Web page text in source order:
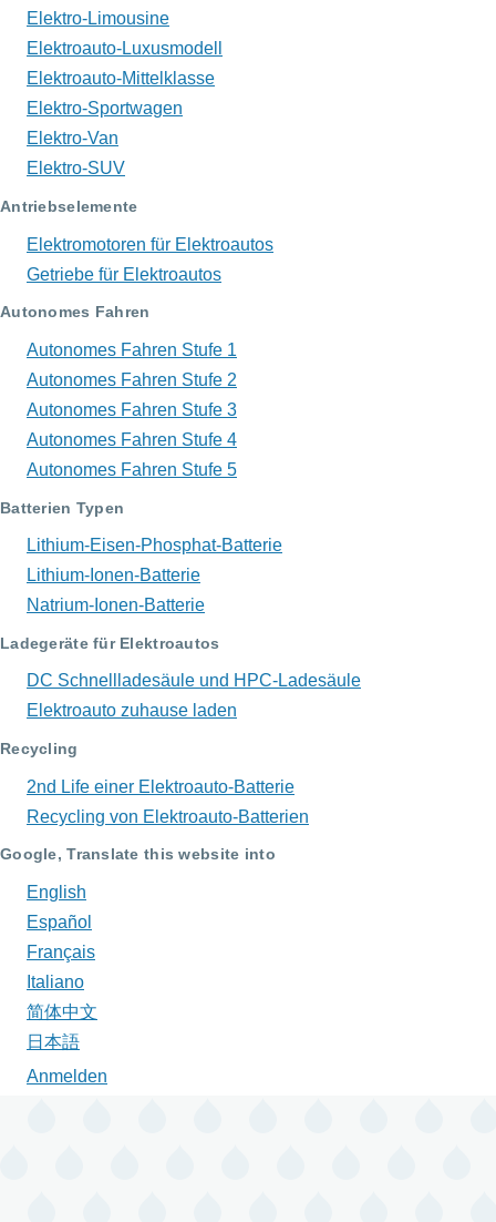
Elektro-Limousine
Elektroauto-Luxusmodell
Elektroauto-Mittelklasse
Elektro-Sportwagen
Elektro-Van
Elektro-SUV
Antriebselemente
Elektromotoren für Elektroautos
Getriebe für Elektroautos
Autonomes Fahren
Autonomes Fahren Stufe 1
Autonomes Fahren Stufe 2
Autonomes Fahren Stufe 3
Autonomes Fahren Stufe 4
Autonomes Fahren Stufe 5
Batterien Typen
Lithium-Eisen-Phosphat-Batterie
Lithium-Ionen-Batterie
Natrium-Ionen-Batterie
Ladegeräte für Elektroautos
DC Schnellladesäule und HPC-Ladesäule
Elektroauto zuhause laden
Recycling
2nd Life einer Elektroauto-Batterie
Recycling von Elektroauto-Batterien
Google, Translate this website into
English
Español
Français
Italiano
简体中文
日本語
Benutzermenü
Anmelden